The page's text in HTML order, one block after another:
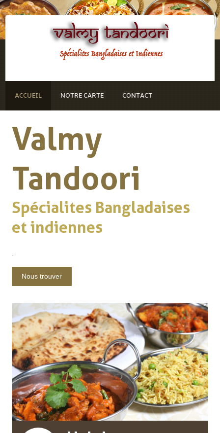
ACCUEIL NOTRE CARTE CONTACT
Valmy
Tandoori
Spécialites Bangladaises
et indiennes
.
Nous trouver